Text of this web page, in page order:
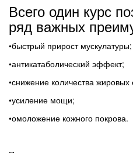
Всего один курс
ряд важных
•быстрый прирост мускулатуры;
•антикатаболический эффект;
•снижение количества жировых
•усиление мощи;
•омоложение кожного покрова.